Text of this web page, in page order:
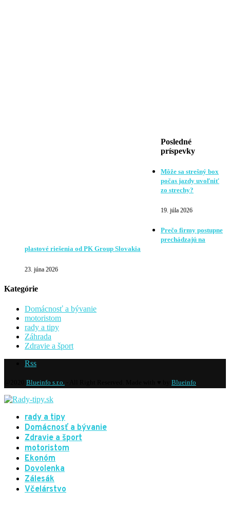
Posledné
príspevky
Môže sa strešný box
počas jazdy uvoľniť
zo strechy?
19. júla 2026
Prečo firmy postupne
prechádzajú na
plastové riešenia od PK Group Slovakia
23. júna 2026
Kategórie
Domácnosť a bývanie
motoristom
rady a tipy
Záhrada
Zdravie a šport
Rss
Blueinfo s.r.o. Blueinfo
rady a tipy
Domácnosť a bývanie
Zdravie a šport
motoristom
Ekonóm
Dovolenka
Zálesák
Včelárstvo